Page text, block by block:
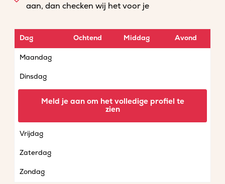
aan, dan checken wij het voor je
Dag Ochtend Middag Avond
Maandag
Dinsdag
Vrijdag
Zaterdag
Zondag
Meld je aan om het volledige profiel te
zien